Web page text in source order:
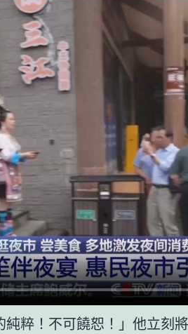
粹！不可饒恕！」他立刻